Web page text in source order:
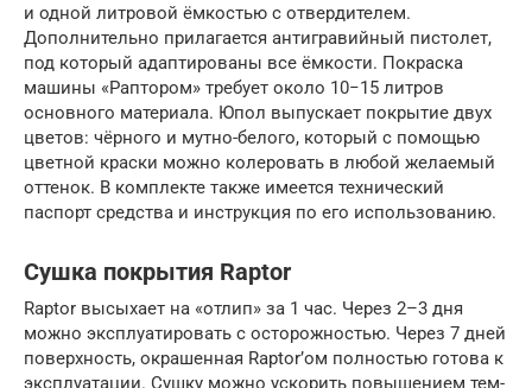
и одной литровой ёмкостью с отвердителем.
Дополнительно прилагается антигравийный пистолет,
под который адаптированы все ёмкости. Покраска
машины «Раптором» требует около 10−15 литров
основного материала. Юпол выпускает покрытие двух
цветов: чёрного и мутно-белого, который с помощью
цветной краски можно колеровать в любой желаемый
оттенок. В комплекте также имеется технический
паспорт средства и инструкция по его использованию.
Сушка покрытия Raptor
Raptor высы­ха­ет на «отлип» за 1 час. Через 2–3 дня
мож­но экс­плу­а­ти­ро­вать с осто­рож­но­стью. Через 7 дней
поверх­ность, окра­шен­ная Raptor’ом пол­но­стью гото­ва к
экс­плу­а­та­ции. Суш­ку мож­но уско­рить повы­ше­ни­ем тем­